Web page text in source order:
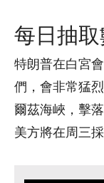
每日抽
特朗普在白宮
們，會非常猛
爾茲海峽，擊
美方將在周三採